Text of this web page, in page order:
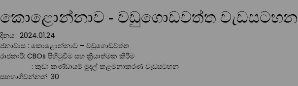
කොළොන්නාව - වඩුගොඩවත්ත වැඩසටහන
දිනය : 2024.01.24
ජනාවාස : කොළොන්නාව – වඩුගොඩවත්ත
රාජකාරි: CBOs පිහිටුවීම සහ ක්‍රියාත්මක කිරීම
: කුඩා කණ්ඩායම් මුදල් කළමනාකරණ වැඩසටහන
සහභාගිවන්නන්: 30